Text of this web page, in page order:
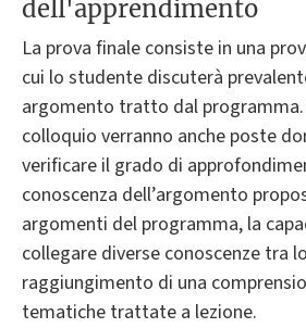
dell'apprendimento
La prova finale consiste in una
cui lo studente discuterà
argomento tratto dal
colloquio verranno anche poste
verificare il grado di
conoscenza dell’argomento
argomenti del programma, la
collegare diverse conoscenze tra
raggiungimento di una
tematiche trattate a lezione.